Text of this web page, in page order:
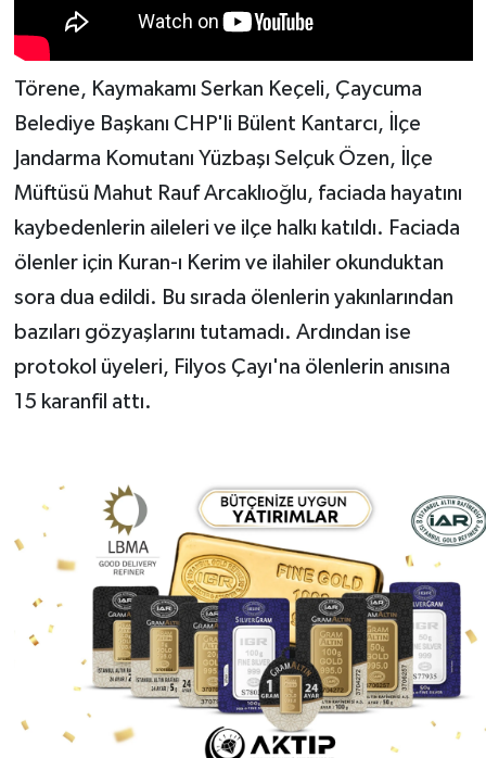
Törene, Kaymakamı Serkan Keçeli, Çaycuma
Belediye Başkanı CHP'li Bülent Kantarcı, İlçe
Jandarma Komutanı Yüzbaşı Selçuk Özen, İlçe
Müftüsü Mahut Rauf Arcaklıoğlu, faciada hayatını
kaybedenlerin aileleri ve ilçe halkı katıldı. Faciada
ölenler için Kuran-ı Kerim ve ilahiler okunduktan
sora dua edildi. Bu sırada ölenlerin yakınlarından
bazıları gözyaşlarını tutamadı. Ardından ise
protokol üyeleri, Filyos Çayı'na ölenlerin anısına
15 karanfil attı.